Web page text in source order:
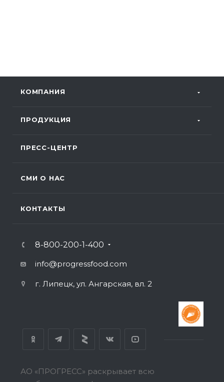
КОМПАНИЯ
ПРОДУКЦИЯ
ПРЕСС-ЦЕНТР
СМИ О НАС
КОНТАКТЫ
8-800-200-1-400
info@progressfood.com
г. Липецк, ул. Ангарская, вл. 2
АО «ПРОГРЕСС» раскрывает всю